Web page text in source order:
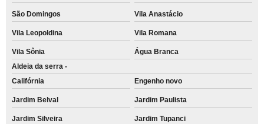
São Domingos Vila Anastácio
Vila Leopoldina Vila Romana
Vila Sônia
Água Branca
Aldeia da serra -
Califórnia
Engenho novo
Jardim Belval Jardim Paulista
Jardim Silveira Jardim Tupanci